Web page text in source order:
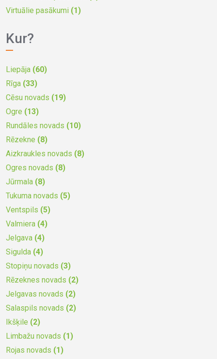
Virtuālie pasākumi (1)
Kur?
Liepāja (60)
Rīga (33)
Cēsu novads (19)
Ogre (13)
Rundāles novads (10)
Rēzekne (8)
Aizkraukles novads (8)
Ogres novads (8)
Jūrmala (8)
Tukuma novads (5)
Ventspils (5)
Valmiera (4)
Jelgava (4)
Sigulda (4)
Stopiņu novads (3)
Rēzeknes novads (2)
Jelgavas novads (2)
Salaspils novads (2)
Ikšķile (2)
Limbažu novads (1)
Rojas novads (1)